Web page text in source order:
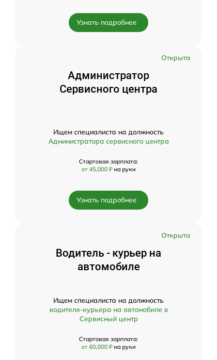
Узнать подробнее
Открыта
Администратор
Сервисного центра
Ищем специалиста на должность
Администратора сервисного центра
Стартовая зарплата:
от 45,000 ₽ на руки
Узнать подробнее
Открыта
Водитель - курьер на
автомобиле
Ищем специалиста на должность
водителя-курьера на автомобиле в
Сервисный центр
Стартовая зарплата:
от 60,000 ₽ на руки